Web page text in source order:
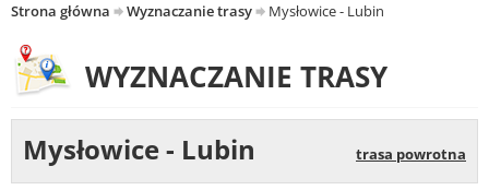
Strona główna Wyznaczanie trasy Mysłowice - Lubin
WYZNACZANIE TRASY
Mysłowice - Lubin trasa powrotna